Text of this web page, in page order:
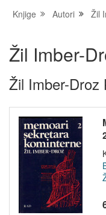
Knjige Autori Žil
Žil Imber-
Žil Imber-Droz